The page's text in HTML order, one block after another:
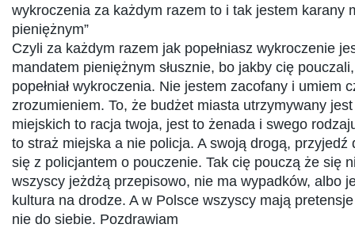
wykroczenia za każdym razem to i tak jestem karany
pieniężnym”
Czyli za każdym razem jak popełniasz wykroczenie
mandatem pieniężnym słusznie, bo jakby cię
popełniał wykroczenia. Nie jestem zacofany i umiem
zrozumieniem. To, że budżet miasta utrzymywany
miejskich to racja twoja, jest to żenada i swego
to straż miejska a nie policja. A swoją drogą, przyjedź
się z policjantem o pouczenie. Tak cię pouczą że się
wszyscy jeżdżą przepisowo, nie ma wypadków, albo
kultura na drodze. A w Polsce wszyscy mają
nie do siebie. Pozdrawiam